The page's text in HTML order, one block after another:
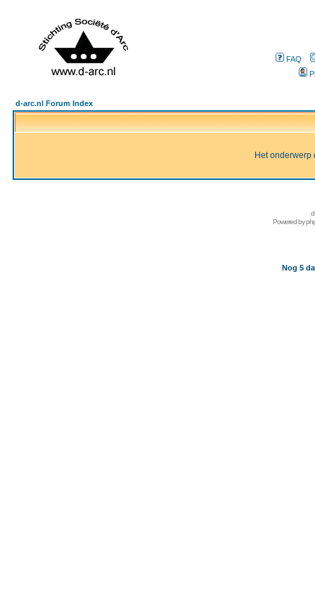
FAQ
d-arc.nl Forum Index
Het onderwerp
Powered by
Nog 5